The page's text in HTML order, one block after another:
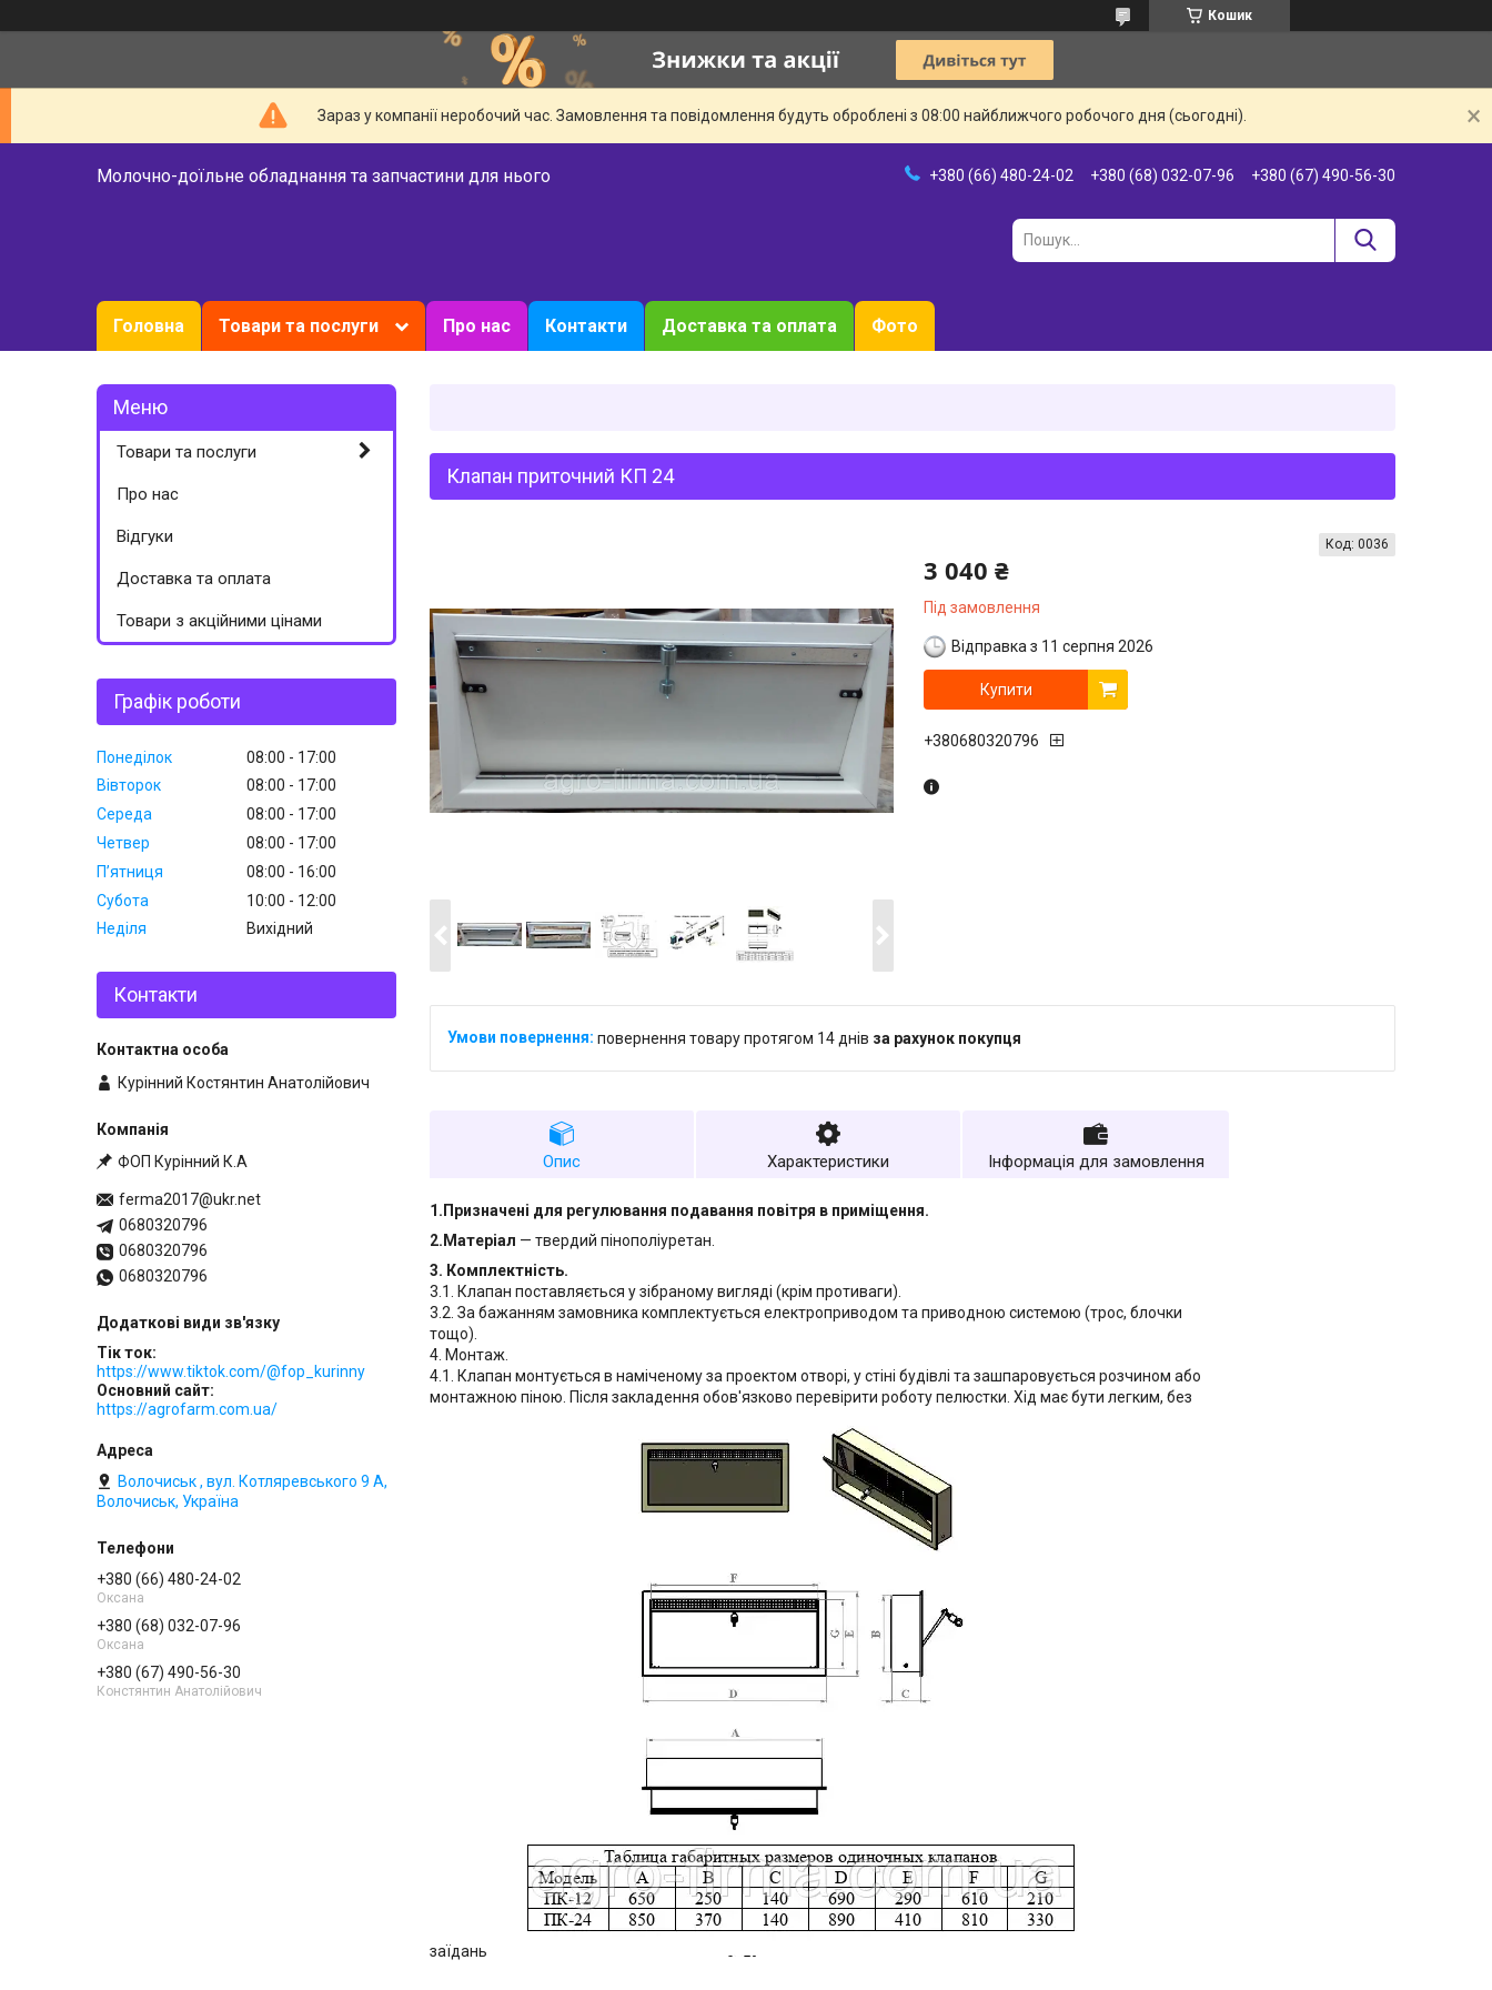
Кошик
Зараз у компанії неробочий час. Замовлення та повідомлення будуть оброблені з 08:00 найближчого робочого дня (сьогодні).
Молочно-доїльне обладнання та запчастини для нього +380 (66) 480-24-02 +380 (68) 032-07-96 +380 (67) 490-56-30
Головна Товари та послуги Про нас Контакти Доставка та оплата Фото
Клапан приточний КП 24
3 040 ₴
Під замовлення
Код: 0036
Відправка з 11 серпня 2026
Купити
+380680320796
повернення товару протягом 14 днів за рахунок покупця
Опис Характеристики Інформація для замовлення
1.Призначені для регулювання подавання повітря в приміщення.
2.Матеріал — твердий пінополіуретан.
3. Комплектність.
3.1. Клапан поставляється у зібраному вигляді (крім противаги).
3.2. За бажанням замовника комплектується електроприводом та приводною системою (трос, блочки
тощо).
4. Монтаж.
4.1. Клапан монтується в наміченому за проектом отворі, у стіні будівлі та зашпаровується розчином або
монтажною піною. Після закладення обов'язково перевірити роботу пелюстки. Хід має бути легким, без
заїдань
Товари та послуги
Про нас
Відгуки
Доставка та оплата
Товари з акційними цінами
Графік роботи
Понеділок 08:00
17:00
Вівторок
08:00
17:00
Середа
08:00
17:00
Четвер
08:00
17:00
Пʼятниця
08:00
16:00
Субота
10:00
12:00
Неділя
Вихідний
Контакти
Курінний Костянтин Анатолійович
ФОП Курінний К.А
ferma2017@ukr.net
0680320796
0680320796
0680320796
Тік ток
https://www.tiktok.com/@fop_kurinny
Основний сайт
https://agrofarm.com.ua/
Волочиськ , вул. Котляревського 9 А,
Волочиськ, Україна
+380 (66) 480-24-02
Оксана
+380 (68) 032-07-96
Оксана
+380 (67) 490-56-30
Констянтин Анатолійович